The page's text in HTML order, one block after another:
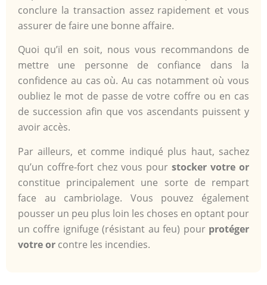
conclure la transaction assez rapidement et vous
assurer de faire une bonne affaire.
Quoi qu’il en soit, nous vous recommandons de
mettre une personne de confiance dans la
confidence au cas où. Au cas notamment où vous
oubliez le mot de passe de votre coffre ou en cas
de succession afin que vos ascendants puissent y
avoir accès.
Par ailleurs, et comme indiqué plus haut, sachez
qu’un coffre-fort chez vous pour stocker votre or
constitue principalement une sorte de rempart
face au cambriolage. Vous pouvez également
pousser un peu plus loin les choses en optant pour
un coffre ignifuge (résistant au feu) pour protéger
votre or contre les incendies.